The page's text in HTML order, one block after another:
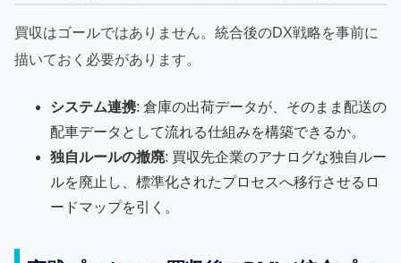
買収はゴールではありません。統合後のDX戦略を事前に
描いておく必要があります。
システム連携: 倉庫の出荷データが、そのまま配送の
配車データとして流れる仕組みを構築できるか。
独自ルールの撤廃: 買収先企業のアナログな独自ルー
ルを廃止し、標準化されたプロセスへ移行させるロ
ードマップを引く。